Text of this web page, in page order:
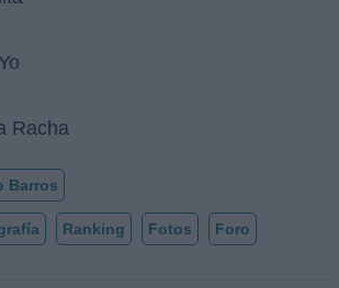
Racha
Barros
Ranking Fotos Foro